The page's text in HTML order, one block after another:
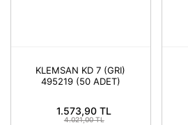
KLEMSAN KD 7 (GRI)
495219 (50 ADET)
1.573,90 TL
4.021,00 TL